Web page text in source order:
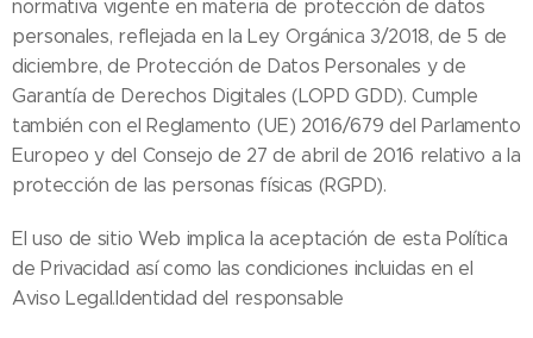
normativa vigente en materia de protección de datos
personales, reflejada en la Ley Orgánica 3/2018, de 5 de
diciembre, de Protección de Datos Personales y de
Garantía de Derechos Digitales (LOPD GDD). Cumple
también con el Reglamento (UE) 2016/679 del Parlamento
Europeo y del Consejo de 27 de abril de 2016 relativo a la
protección de las personas físicas (RGPD).
El uso de sitio Web implica la aceptación de esta Política
de Privacidad así como las condiciones incluidas en el
Aviso Legal.Identidad del responsable